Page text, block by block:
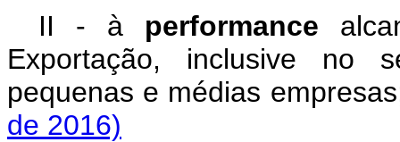
II - à performance
Exportação, inclusive no
pequenas e médias
de 2016)